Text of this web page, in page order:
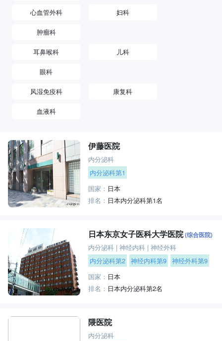
心血管外科 妇科
肿瘤科
耳鼻喉科 儿科
眼科
风湿免疫科 康复科
血液科
伊藤医院
内分泌科
内分泌科第1
国家： 日本
排名： 日本内分泌科第1名
日本东京女子医科大学医院(综合医院)
内分泌科 |神经内科 |神经外科
内分泌科第2 神经内科第9 神经外科第9
国家： 日本
排名： 日本内分泌科第2名
隈医院
内分泌科